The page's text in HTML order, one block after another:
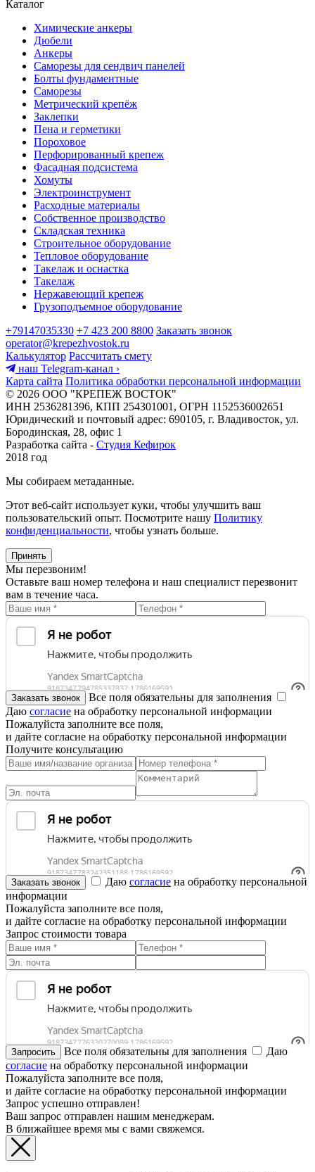
Каталог
Химические анкеры
Дюбели
Анкеры
Саморезы для сендвич панелей
Болты фундаментные
Саморезы
Метрический крепёж
Заклепки
Пена и герметики
Пороховое
Перфорированный крепеж
Фасадная подсистема
Хомуты
Электроинструмент
Расходные материалы
Собственное производство
Складская техника
Строительное оборудование
Тепловое оборудование
Такелаж и оснастка
Такелаж
Нержавеющий крепеж
Грузоподъемное оборудование
+79147035330 +7 423 200 8800 Заказать звонок
operator@krepezhvostok.ru
Калькулятор Рассчитать смету
наш Telegram-канал ›
Карта сайта Политика обработки персональной информации
© 2026 ООО "КРЕПЕЖ ВОСТОК"
ИНН 2536281396, КПП 254301001, ОГРН 1152536002651
Юридический и почтовый адрес: 690105, г. Владивосток, ул.
Бородинская, 28, офис 1
Разработка сайта - Студия Кефирок
2018 год
Мы собираем метаданные.
Этот веб-сайт использует куки, чтобы улучшить ваш
пользовательский опыт. Посмотрите нашу Политику
конфиденциальности, чтобы узнать больше.
Принять
Мы перезвоним!
Оставьте ваш номер телефона и наш специалист перезвонит
вам в течение часа.
Все поля обязательны для заполнения
Даю согласие на обработку персональной информации
Пожалуйста заполните все поля,
и дайте согласие на обработку персональной информации
Получите консультацию
Даю согласие на обработку персональной
информации
Пожалуйста заполните все поля,
и дайте согласие на обработку персональной информации
Запрос стоимости товара
Все поля обязательны для заполнения
Даю
согласие на обработку персональной информации
Пожалуйста заполните все поля,
и дайте согласие на обработку персональной информации
Запрос успешно отправлен!
Ваш запрос отправлен нашим менеджерам.
В ближайшее время мы с вами свяжемся.